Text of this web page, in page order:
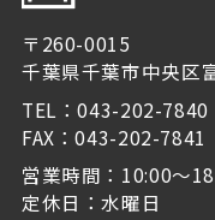
〒260-0015
千葉県千葉市中央区
TEL：043-202-7840
FAX：043-202-7841
営業時間：10:00～
定休日：水曜日